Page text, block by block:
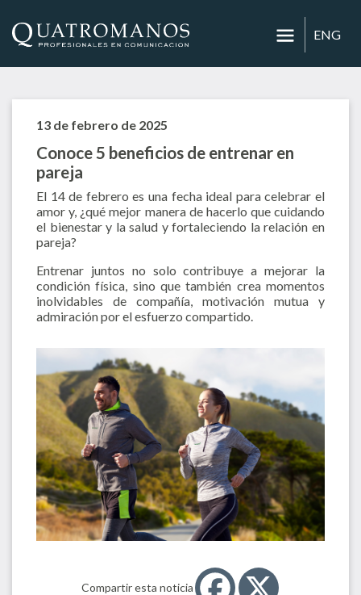
ENG
13 de febrero de 2025
Conoce 5 beneficios de entrenar en
pareja
El 14 de febrero es una fecha ideal para celebrar el
amor y, ¿qué mejor manera de hacerlo que cuidando
el bienestar y la salud y fortaleciendo la relación en
pareja?
Entrenar juntos no solo contribuye a mejorar la
condición física, sino que también crea momentos
inolvidables de compañía, motivación mutua y
admiración por el esfuerzo compartido.
Compartir esta noticia